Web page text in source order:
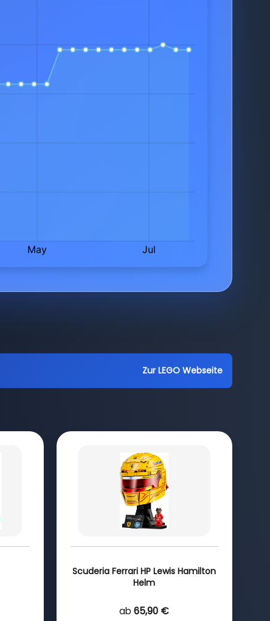
Zur LEGO Webseite
Scuderia Ferrari HP Lewis Hamilton
Helm
ab 65,90 €